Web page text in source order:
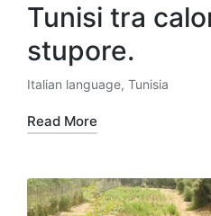
Tunisi tra
stupore.
Posted
in
Italian language, Tunisia
Read More